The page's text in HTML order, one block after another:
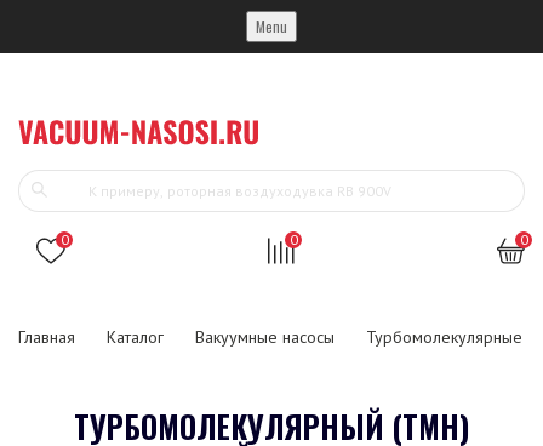
Menu
0 0 0
Главная Каталог Вакуумные насосы Турбомолекулярные
ТУРБОМОЛЕКУЛЯРНЫЙ (ТМН)